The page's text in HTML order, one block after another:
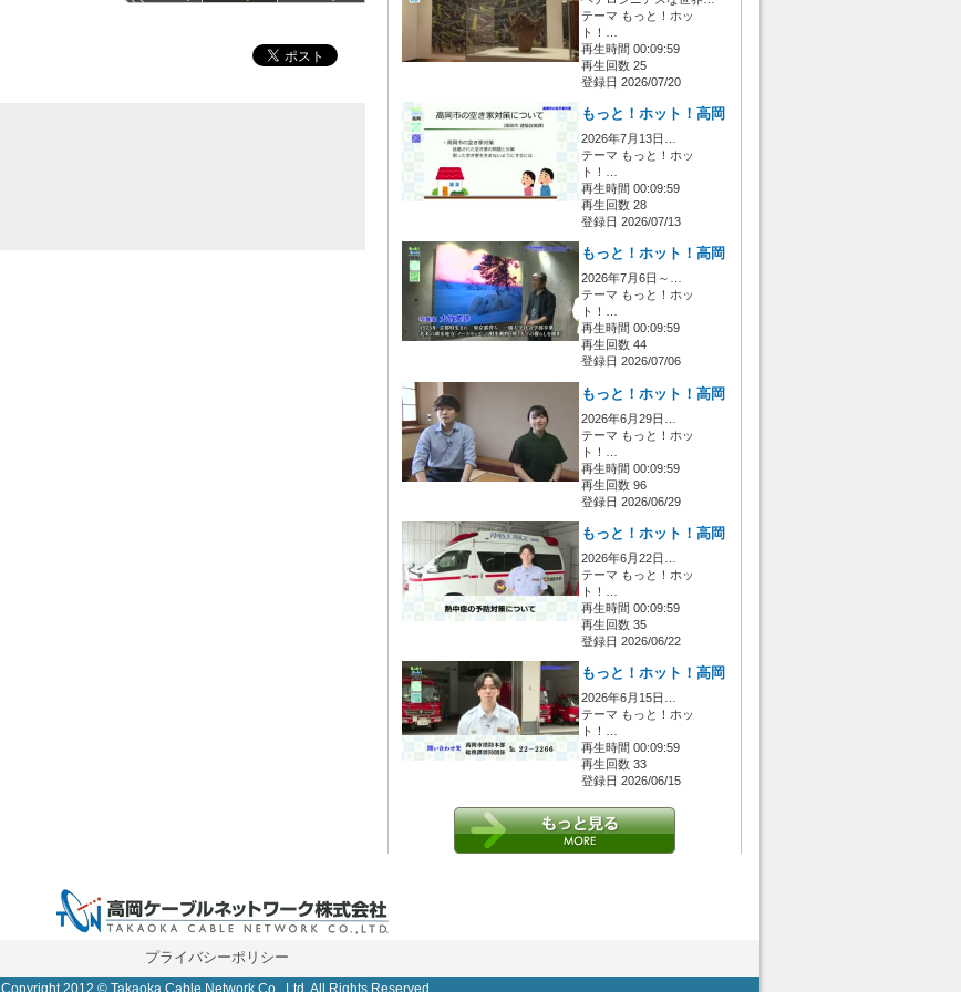
テーマ もっと！ホッ
ト！…
再生時間 00:09:59
再生回数 25
登録日 2026/07/20
もっと！ホット！高岡
2026年7月13日…
テーマ もっと！ホッ
ト！…
再生時間 00:09:59
再生回数 28
登録日 2026/07/13
もっと！ホット！高岡
2026年7月6日～…
テーマ もっと！ホッ
ト！…
再生時間 00:09:59
再生回数 44
登録日 2026/07/06
もっと！ホット！高岡
2026年6月29日…
テーマ もっと！ホッ
ト！…
再生時間 00:09:59
再生回数 96
登録日 2026/06/29
もっと！ホット！高岡
2026年6月22日…
テーマ もっと！ホッ
ト！…
再生時間 00:09:59
再生回数 35
登録日 2026/06/22
もっと！ホット！高岡
2026年6月15日…
テーマ もっと！ホッ
ト！…
再生時間 00:09:59
再生回数 33
登録日 2026/06/15
プライバシーポリシー
Copyright 2012 © Takaoka Cable Network Co., Ltd. All Rights Reserved.